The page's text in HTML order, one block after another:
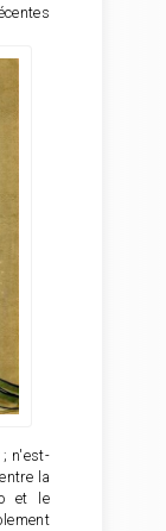
n'est-
la
et le